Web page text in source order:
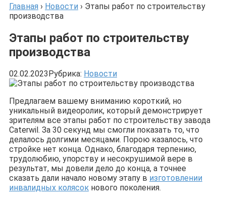
Главная › Новости › Этапы работ по строительству
производства
Этапы работ по строительству
производства
02.02.2023 Рубрика: Новости
Предлагаем вашему вниманию короткий, но
уникальный видеоролик, который демонстрирует
зрителям все этапы работ по строительству завода
Caterwil. За 30 секунд мы смогли показать то, что
делалось долгими месяцами. Порою казалось, что
стройке нет конца. Однако, благодаря терпению,
трудолюбию, упорству и несокрушимой вере в
результат, мы довели дело до конца, а точнее
сказать дали начало новому этапу в изготовлении
инвалидных колясок нового поколения.